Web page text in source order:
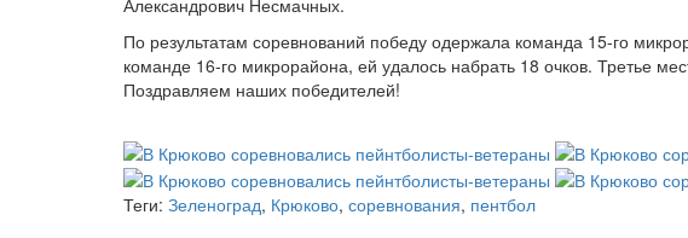
Александрович Несмачных.
По результатам соревнований победу одержала команда 15-го
команде 16-го микрорайона, ей удалось набрать 18 очков. Третье
Поздравляем наших победителей!
Теги: Зеленоград, Крюково, соревнования, пентбол